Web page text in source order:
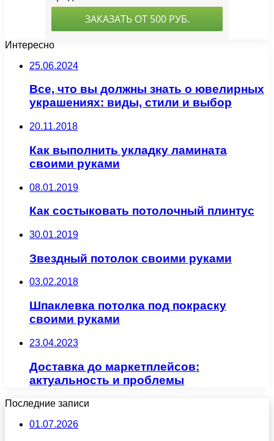
Интересно
25.06.2024
Все, что вы должны знать о ювелирных
украшениях: виды, стили и выбор
20.11.2018
Как выполнить укладку ламината
своими руками
08.01.2019
Как состыковать потолочный плинтус
30.01.2019
Звездный потолок своими руками
03.02.2018
Шпаклевка потолка под покраску
своими руками
23.04.2023
Доставка до маркетплейсов:
актуальность и проблемы
Последние записи
01.07.2026